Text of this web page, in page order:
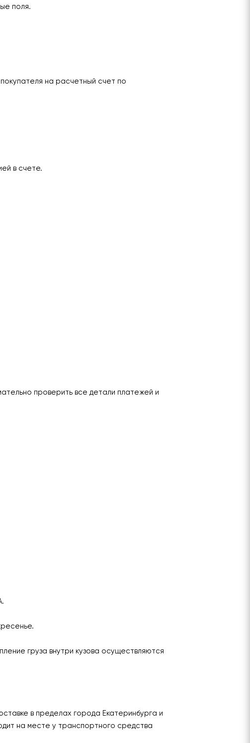
поля.
на расчетный счет по
в счете.
проверить все детали платежей и
груза внутри кузова осуществляются
в пределах города Екатеринбурга и
на месте у транспортного средства